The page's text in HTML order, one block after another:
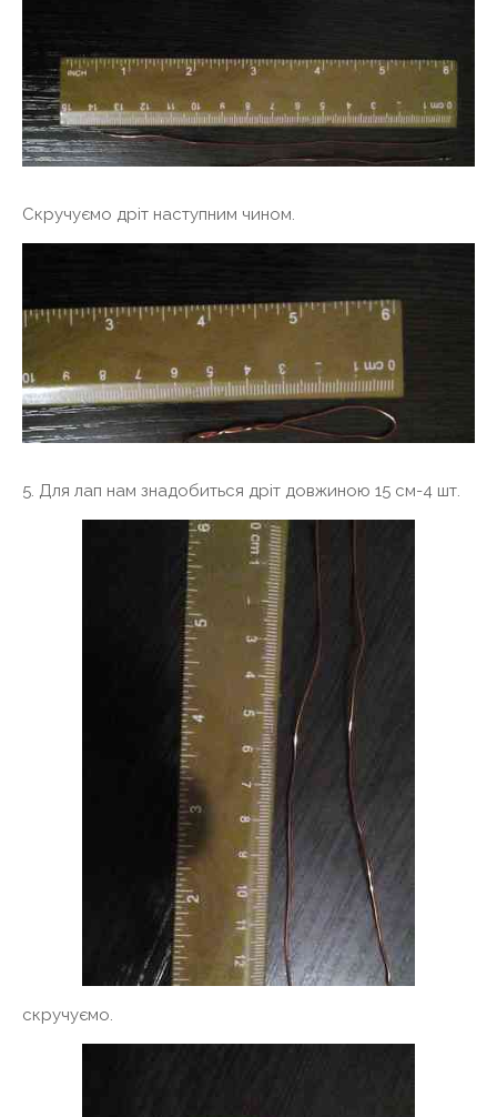
Скручуємо дріт наступним чином.
5. Для лап нам знадобиться дріт довжиною 15 см-4 шт.
скручуємо.